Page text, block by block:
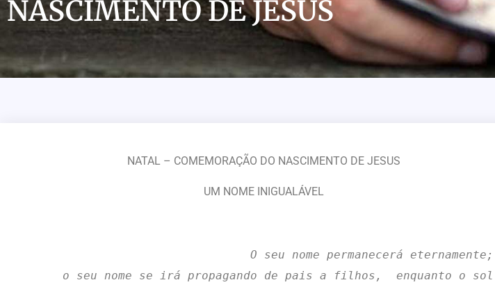
NASCIMENTO DE JESUS
NATAL – COMEMORAÇÃO DO NASCIMENTO DE JESUS
UM NOME INIGUALÁVEL
O seu nome permanecerá eternamente;
o seu nome se irá propagando de pais a filhos,
enquanto o sol